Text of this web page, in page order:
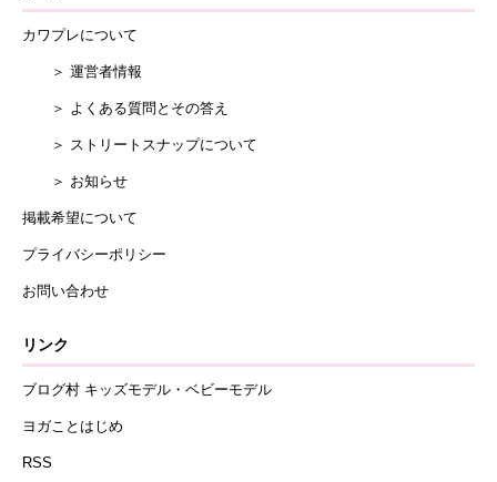
カワプレについて
＞ 運営者情報
＞ よくある質問とその答え
＞ ストリートスナップについて
＞ お知らせ
掲載希望について
プライバシーポリシー
お問い合わせ
リンク
ブログ村 キッズモデル・ベビーモデル
ヨガことはじめ
RSS